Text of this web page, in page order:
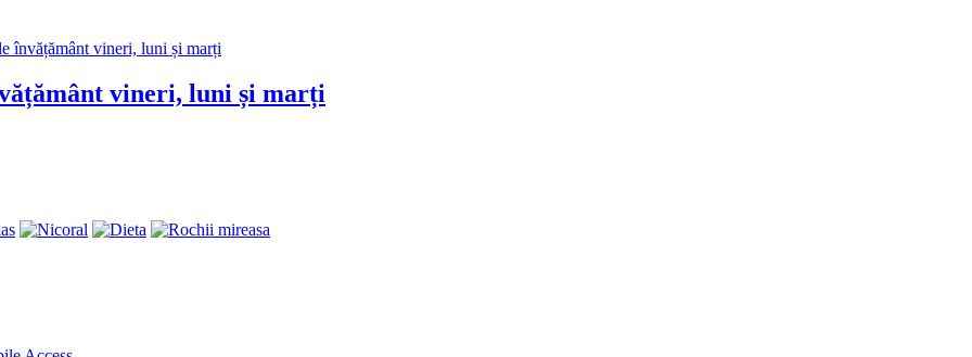
vineri, luni și marți